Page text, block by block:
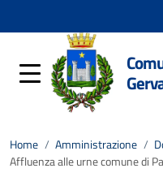
Home / Amministrazione /
Affluenza alle urne comune di